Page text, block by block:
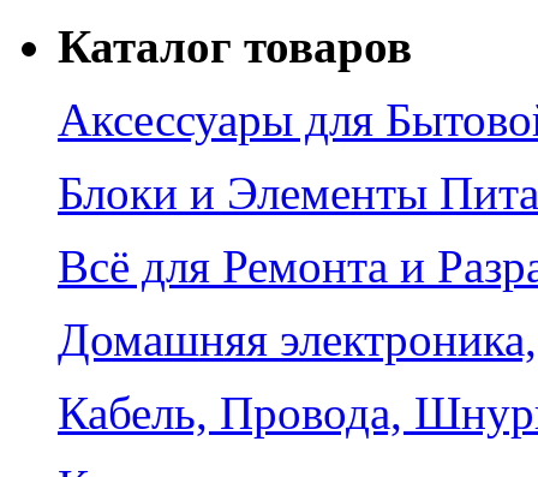
Каталог товаров
Аксессуары для
Блоки и Элементы
Всё для Ремонта и
Домашняя
Кабель, Провода,